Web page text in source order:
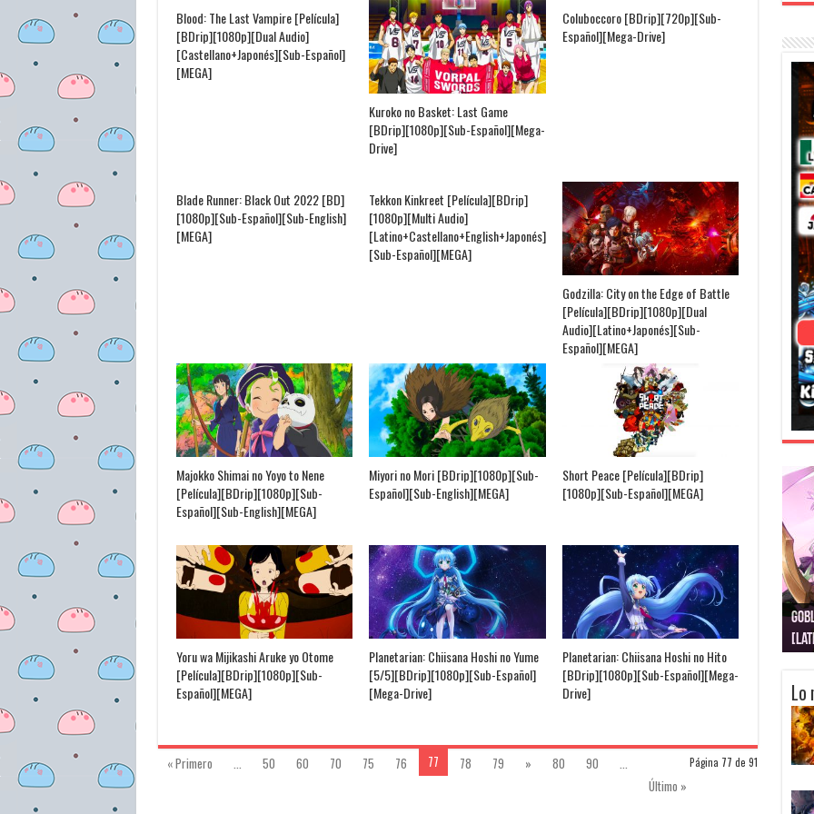
Blood: The Last Vampire [Película]
[BDrip][1080p][Dual Audio]
[Castellano+Japonés][Sub-Español]
[MEGA]
Kuroko no Basket: Last Game
[BDrip][1080p][Sub-Español][Mega-
Drive]
Coluboccoro [BDrip][720p][Sub-
Español][Mega-Drive]
Blade Runner: Black Out 2022 [BD]
[1080p][Sub-Español][Sub-English]
[MEGA]
Tekkon Kinkreet [Película][BDrip]
[1080p][Multi Audio]
[Latino+Castellano+English+Japonés]
[Sub-Español][MEGA]
Godzilla: City on the Edge of Battle
[Película][BDrip][1080p][Dual
Audio][Latino+Japonés][Sub-
Español][MEGA]
Majokko Shimai no Yoyo to Nene
[Película][BDrip][1080p][Sub-
Español][Sub-English][MEGA]
Miyori no Mori [BDrip][1080p][Sub-
Español][Sub-English][MEGA]
Short Peace [Película][BDrip]
[1080p][Sub-Español][MEGA]
Yoru wa Mijikashi Aruke yo Otome
[Película][BDrip][1080p][Sub-
Español][MEGA]
Planetarian: Chiisana Hoshi no Yume
[5/5][BDrip][1080p][Sub-Español]
[Mega-Drive]
Planetarian: Chiisana Hoshi no Hito
[BDrip][1080p][Sub-Español][Mega-
Drive]
Página 77 de 91
« Primero ... 50 60 70 75 76 77 78 79 » 80 90
...
Último »
Lo